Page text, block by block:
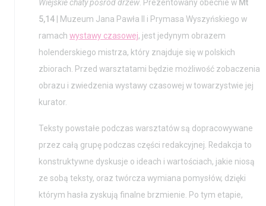
Wiejskie chaty pośród drzew . Prezentowany obecnie w Mt
5,14 | Muzeum Jana Pawła II i Prymasa Wyszyńskiego w
ramach wystawy czasowej, jest jedynym obrazem
holenderskiego mistrza, który znajduje się w polskich
zbiorach. Przed warsztatami będzie możliwość zobaczenia
obrazu i zwiedzenia wystawy czasowej w towarzystwie jej
kurator.
Teksty powstałe podczas warsztatów są dopracowywane
przez całą grupę podczas części redakcyjnej. Redakcja to
konstruktywne dyskusje o ideach i wartościach, jakie niosą
ze sobą teksty, oraz twórcza wymiana pomysłów, dzięki
którym hasła zyskują finalne brzmienie. Po tym etapie,